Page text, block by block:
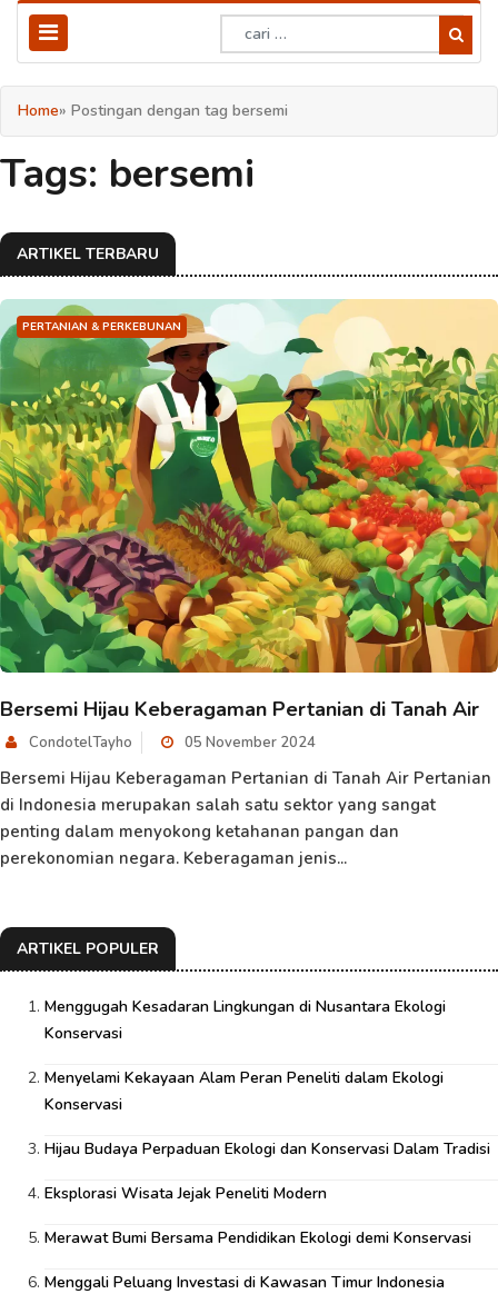
Home» Postingan dengan tag bersemi
Tags: bersemi
ARTIKEL TERBARU
PERTANIAN & PERKEBUNAN
Bersemi Hijau Keberagaman Pertanian di Tanah Air
CondotelTayho 05 November 2024
Bersemi Hijau Keberagaman Pertanian di Tanah Air Pertanian
di Indonesia merupakan salah satu sektor yang sangat
penting dalam menyokong ketahanan pangan dan
perekonomian negara. Keberagaman jenis...
ARTIKEL POPULER
Menggugah Kesadaran Lingkungan di Nusantara Ekologi
Konservasi
Menyelami Kekayaan Alam Peran Peneliti dalam Ekologi
Konservasi
Hijau Budaya Perpaduan Ekologi dan Konservasi Dalam Tradisi
Eksplorasi Wisata Jejak Peneliti Modern
Merawat Bumi Bersama Pendidikan Ekologi demi Konservasi
Menggali Peluang Investasi di Kawasan Timur Indonesia